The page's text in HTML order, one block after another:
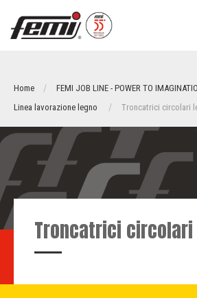
Home
FEMI JOB LINE - POWER TO
Linea lavorazione legno
Troncatrici circolari
Troncatrici circolari